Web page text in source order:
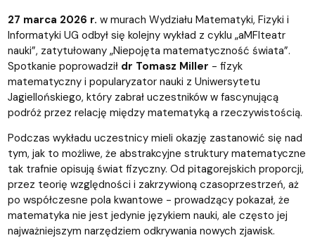
27 marca 2026 r. w murach Wydziału Matematyki, Fizyki i
Informatyki UG odbył się kolejny wykład z cyklu „aMFIteatr
nauki”, zatytułowany „Niepojęta matematyczność świata”.
Spotkanie poprowadził dr Tomasz Miller - fizyk
matematyczny i popularyzator nauki z Uniwersytetu
Jagiellońskiego, który zabrał uczestników w fascynującą
podróż przez relację między matematyką a rzeczywistością.
Podczas wykładu uczestnicy mieli okazję zastanowić się nad
tym, jak to możliwe, że abstrakcyjne struktury matematyczne
tak trafnie opisują świat fizyczny. Od pitagorejskich proporcji,
przez teorię względności i zakrzywioną czasoprzestrzeń, aż
po współczesne pola kwantowe - prowadzący pokazał, że
matematyka nie jest jedynie językiem nauki, ale często jej
najważniejszym narzędziem odkrywania nowych zjawisk.